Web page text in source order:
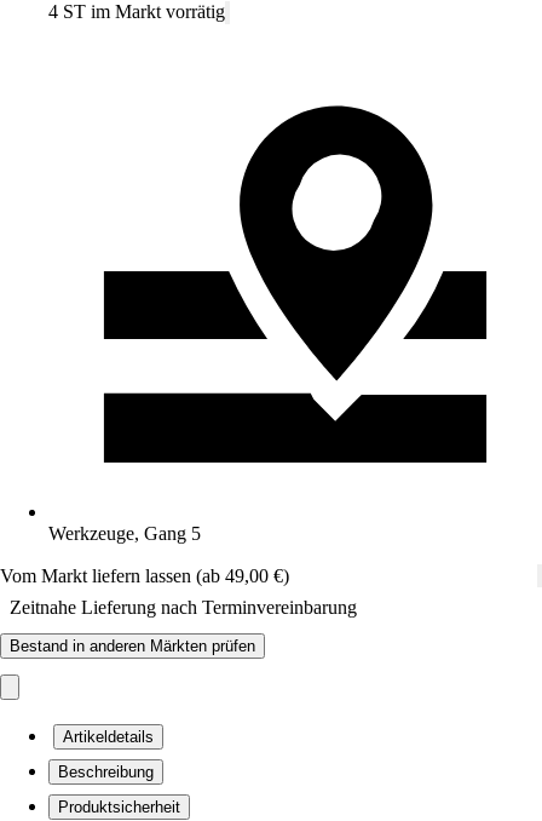
4 ST im Markt vorrätig
Werkzeuge, Gang 5
Vom Markt liefern lassen (ab 49,00 €)
Zeitnahe Lieferung nach Terminvereinbarung
Bestand in anderen Märkten prüfen
Artikeldetails
Beschreibung
Produktsicherheit